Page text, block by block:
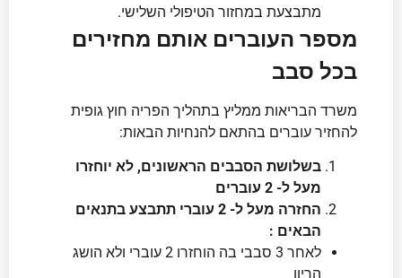
מתבצעת במחזור הטיפולי השלישי.
מספר העוברים אותם מחזירים
בכל סבב
משרד הבריאות ממליץ בתהליך הפריה חוץ גופית
להחזיר עוברים בהתאם להנחיות הבאות:
בשלושת הסבבים הראשונים, לא יוחזרו
מעל ל- 2 עוברים
החזרה מעל ל- 2 עוברי תתבצע בתנאים
הבאים :
לאחר 3 סבבי בה הוחזרו 2 עוברי ולא הושג
הריון